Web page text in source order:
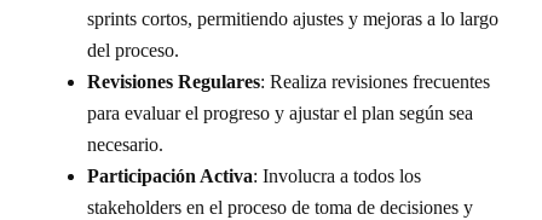
sprints cortos, permitiendo ajustes y mejoras a lo largo
del proceso.
Revisiones Regulares: Realiza revisiones frecuentes
para evaluar el progreso y ajustar el plan según sea
necesario.
Participación Activa: Involucra a todos los
stakeholders en el proceso de toma de decisiones y